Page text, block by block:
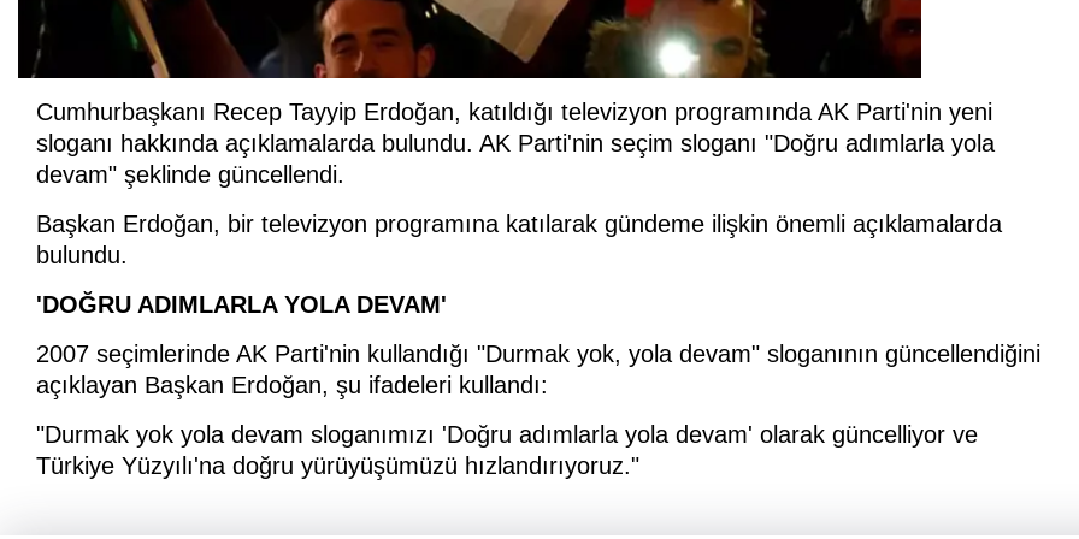
Cumhurbaşkanı Recep Tayyip Erdoğan, katıldığı televizyon programında AK Parti'nin yeni
sloganı hakkında açıklamalarda bulundu. AK Parti'nin seçim sloganı "Doğru adımlarla yola
devam" şeklinde güncellendi.
Başkan Erdoğan, bir televizyon programına katılarak gündeme ilişkin önemli açıklamalarda
bulundu.
'DOĞRU ADIMLARLA YOLA DEVAM'
2007 seçimlerinde AK Parti'nin kullandığı "Durmak yok, yola devam" sloganının güncellendiğini
açıklayan Başkan Erdoğan, şu ifadeleri kullandı:
"Durmak yok yola devam sloganımızı 'Doğru adımlarla yola devam' olarak güncelliyor ve
Türkiye Yüzyılı'na doğru yürüyüşümüzü hızlandırıyoruz."